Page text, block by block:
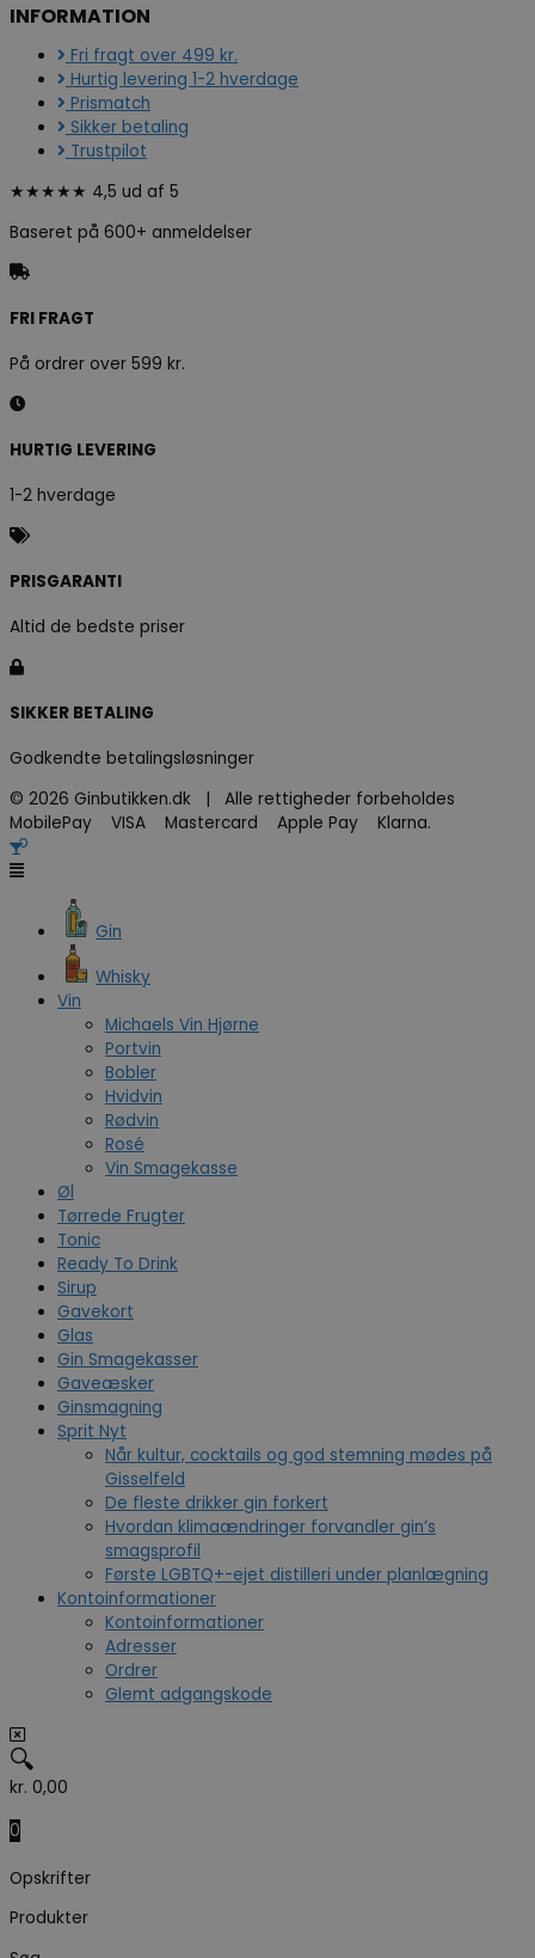
INFORMATION
Fri fragt over 499 kr.
Hurtig levering 1-2 hverdage
Prismatch
Sikker betaling
Trustpilot
★★★★★ 4,5 ud af 5
Baseret på 600+ anmeldelser
FRI FRAGT
På ordrer over 599 kr.
HURTIG LEVERING
1-2 hverdage
PRISGARANTI
Altid de bedste priser
SIKKER BETALING
Godkendte betalingsløsninger
© 2026 Ginbutikken.dk | Alle rettigheder forbeholdes
MobilePay VISA Mastercard Apple Pay Klarna.
Gin
Whisky
Vin
Michaels Vin Hjørne
Portvin
Bobler
Hvidvin
Rødvin
Rosé
Vin Smagekasse
Øl
Tørrede Frugter
Tonic
Ready To Drink
Sirup
Gavekort
Glas
Gin Smagekasser
Gaveæsker
Ginsmagning
Sprit Nyt
Når kultur, cocktails og god stemning mødes på
Gisselfeld
De fleste drikker gin forkert
Hvordan klimaændringer forvandler gin’s
smagsprofil
Første LGBTQ+-ejet distilleri under planlægning
Kontoinformationer
Kontoinformationer
Adresser
Ordrer
Glemt adgangskode
🔍
kr. 0,00
0
Opskrifter
Produkter